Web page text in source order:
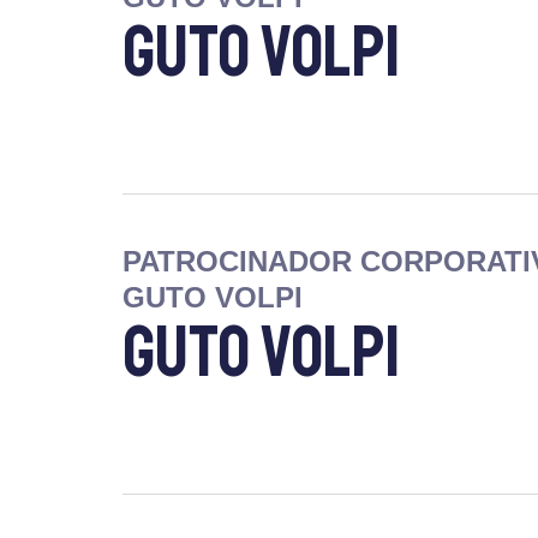
Guto Volpi
PATROCINADOR
GUTO VOLPI
Guto Volpi